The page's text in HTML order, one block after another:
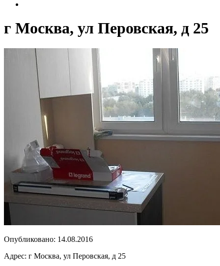
г Москва, ул Перовская, д 25
Опубликовано: 14.08.2016
Адрес: г Москва, ул Перовская, д 25